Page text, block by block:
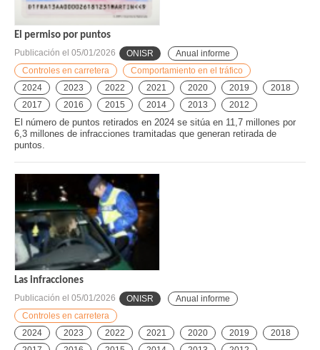
El permiso por puntos
Publicación el 05/01/2026 ONISR
Anual informe
Controles en carretera
Comportamiento en el tráfico
2024
2023 2022 2021 2020 2019
2018
2017
2016 2015 2014 2013 2012
El número de puntos retirados en 2024 se sitúa en 11,7 millones por
6,3 millones de infracciones tramitadas que generan retirada de
puntos.
Las infracciones
Publicación el 05/01/2026 ONISR
Anual informe
Controles en carretera
2024
2023 2022 2021 2020 2019
2018